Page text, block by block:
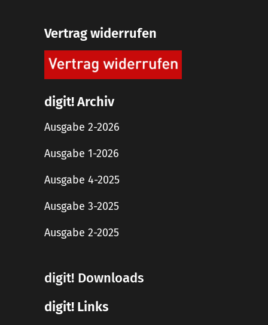
Vertrag widerrufen
digit! Archiv
Ausgabe 2-2026
Ausgabe 1-2026
Ausgabe 4-2025
Ausgabe 3-2025
Ausgabe 2-2025
digit! Downloads
digit! Links